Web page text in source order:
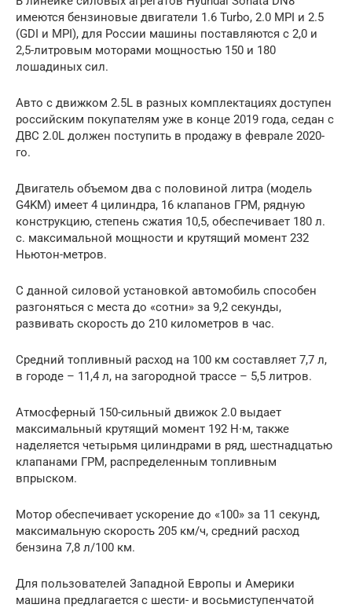
имеются бензиновые двигатели 1.6 Turbo, 2.0 MPI и 2.5
(GDI и MPI), для России машины поставляются с 2,0 и
2,5-литровым моторами мощностью 150 и 180
лошадиных сил.
Авто с движком 2.5L в разных комплектациях доступен
российским покупателям уже в конце 2019 года, седан с
ДВС 2.0L должен поступить в продажу в феврале 2020-
го.
Двигатель объемом два с половиной литра (модель
G4KM) имеет 4 цилиндра, 16 клапанов ГРМ, рядную
конструкцию, степень сжатия 10,5, обеспечивает 180 л.
с. максимальной мощности и крутящий момент 232
Ньютон-метров.
С данной силовой установкой автомобиль способен
разгоняться с места до «сотни» за 9,2 секунды,
развивать скорость до 210 километров в час.
Средний топливный расход на 100 км составляет 7,7 л,
в городе – 11,4 л, на загородной трассе – 5,5 литров.
Атмосферный 150-сильный движок 2.0 выдает
максимальный крутящий момент 192 Н∙м, также
наделяется четырьмя цилиндрами в ряд, шестнадцатью
клапанами ГРМ, распределенным топливным
впрыском.
Мотор обеспечивает ускорение до «100» за 11 секунд,
максимальную скорость 205 км/ч, средний расход
бензина 7,8 л/100 км.
Для пользователей Западной Европы и Америки
машина предлагается с шести- и восьмиступенчатой